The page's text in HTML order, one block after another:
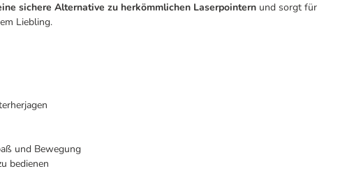
sichere Alternative zu herkömmlichen Laserpointern und sorgt für
Liebling.
und Bewegung
bedienen